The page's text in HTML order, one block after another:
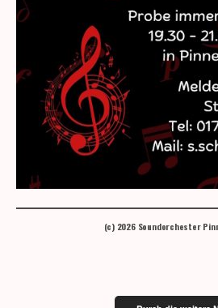
(c) 2026 Soundorchester